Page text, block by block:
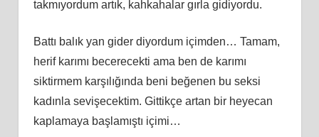
takmıyordum artık, kahkahalar gırla gidiyordu.
Battı balık yan gider diyordum içimden… Tamam,
herif karımı becerecekti ama ben de karımı
siktirmem karşılığında beni beğenen bu seksi
kadınla sevişecektim. Gittikçe artan bir heyecan
kaplamaya başlamıştı içimi…